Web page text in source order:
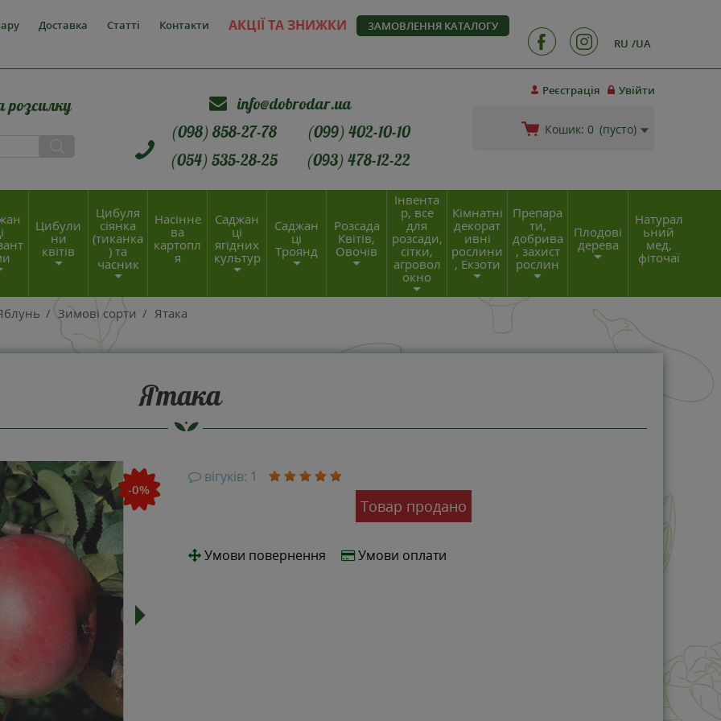
Доставка Статті Контакти АКЦІЇ ТА ЗНИЖКИ
ЗАМОВЛЕННЯ КАТАЛОГУ
RU
UA
Реєстрація Увійти
Кошик: 0 (пусто)
розсилку
info@dobrodar.ua
(098) 858-27-78
(099) 402-10-10
(054) 535-28-25
(093) 478-12-22
Цибули
ни
квітів
Цибуля
сіянка
(тиканка
) та
часник
Насінне
ва
картопл
я
Саджан
ці
ягідних
культур
Саджан
ці
Троянд
Розсада
Квітів,
Овочів
Інвента
р, все
для
розсади,
сітки,
агровол
окно
Кімнатні
декорат
ивні
рослини
, Екзоти
Препара
ти,
добрива
, захист
рослин
Плодові
дерева
Натурал
ьний
мед,
фіточаї
/ Зимові сорти / Ятака
Ятака
-0%
вігуків: 1
Товар продано
Умови повернення Умови оплати